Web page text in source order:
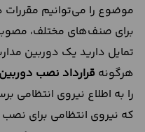
موضوع را می‌توانیم مقررات
برای صنف‌های مختلف،
تمایل دارید یک دوربین
هرگونه قرارداد نصب
را به اطلاع نیروی انتظامی
که نیروی انتظامی برای